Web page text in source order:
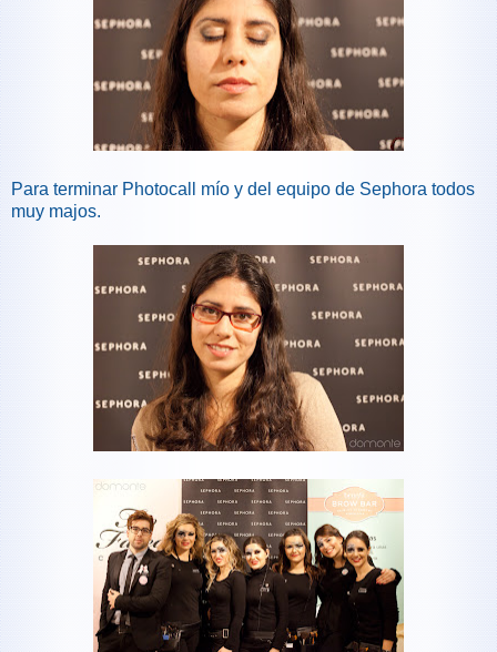
Para terminar Photocall mío y del equipo de Sephora todos
muy majos.